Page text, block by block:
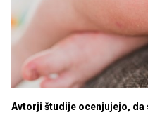
Avtorji študije ocenjujejo,